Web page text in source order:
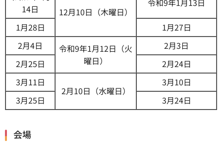
14日
12月10日（木曜日）​​​​
令和9年1月13日
1月28日
1月27日
2月4日
令和9年1月12日（火
曜日）
2月3日
2月25日
2月24日
3月11日
2月10日（水曜日）
3月10日
3月25日
3月24日
会場